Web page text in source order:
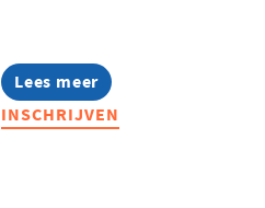
Lees meer
about
Lerend
Netwerk
INSCHRIJVEN